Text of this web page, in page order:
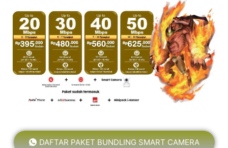
DAFTAR PAKET BUNDLING SMART CAMERA